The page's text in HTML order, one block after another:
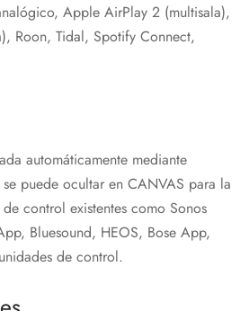
Apple AirPlay 2 (multisala),
Roon, Tidal, Spotify Connect,
automáticamente mediante
puede ocultar en CANVAS para la
control existentes como Sonos
Bluesound, HEOS, Bose App,
de control.